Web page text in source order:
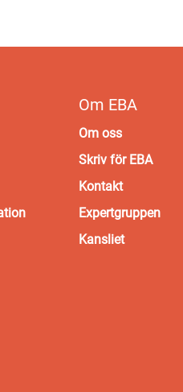
Om EBA
Om oss
Skriv för EBA
Kontakt
Expertgruppen
Kansliet